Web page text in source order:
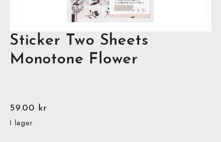
Sticker Two Sheets
Monotone Flower
59.00 kr
I lager